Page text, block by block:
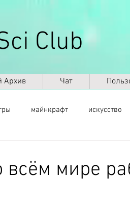
Club
Архив Чат
майнкрафт искусство
мире